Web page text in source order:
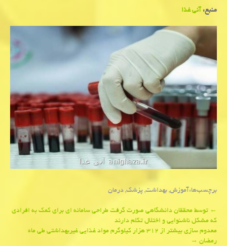
منبع:آنی غذا
برچسب‌ها:آموزش,بهداشت,پزشك,درمان
Post
navigation
←توسط محققان دانشگاهی صورت گرفت طراحی سامانه ای برای كمك به افرادی
كه مشكل ناشنوایی و اختلال تكلم دارند
معدوم سازی بیشتر از ۳۱۲ هزار كیلوگرم مواد غذایی غیربهداشتی طی ماه
رمضان→